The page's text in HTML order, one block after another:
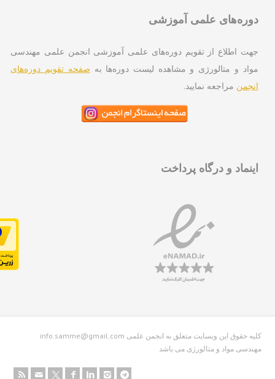
علمی آموزشی
اطلاع از تقویم دوره‌های علمی آموزشی انجمن علمی مهندسی
و متالورژی و مشاهده لیست دوره‌ها بهصفحه تقویم دوره‌های
مراجعه نمایید.
و درگاه پرداخت
info.samme@gmail.com کلیه حقوق این وبسایت متعلق به انجمن علمی
مواد و متالورژی می باشد